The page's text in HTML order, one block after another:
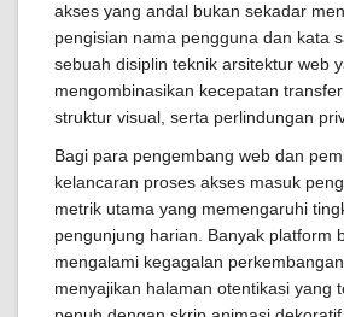
akses yang andal bukan sekadar
pengisian nama pengguna dan kata
sebuah disiplin teknik arsitektur web
mengombinasikan kecepatan
struktur visual, serta perlindungan
Bagi para pengembang web dan
kelancaran proses akses masuk
metrik utama yang memengaruhi
pengunjung harian. Banyak platform
mengalami kegagalan
menyajikan halaman otentikasi yang